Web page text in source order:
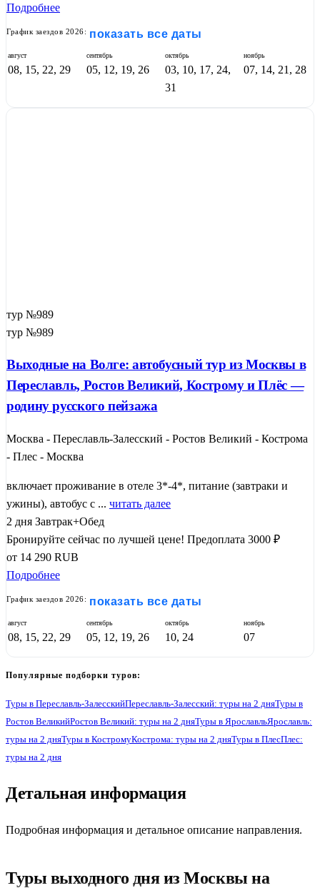
2
Подробнее
График заездов 2026: показать все даты
август
08, 15, 22, 29
сентябрь
05, 12, 19, 26
октябрь
03, 10, 17, 24,
31
ноябрь
07, 14, 21, 28
тур №989
тур №989
Выходные на Волге: автобусный тур из Москвы в
Переславль, Ростов Великий, Кострому и Плёс —
родину русского пейзажа
Москва - Переславль-Залесский - Ростов Великий - Кострома
- Плес - Москва
включает проживание в отеле 3*-4*, питание (завтраки и
ужины), автобус с ... читать далее
2 дня Завтрак+Обед
Бронируйте сейчас по лучшей цене! Предоплата 3000 ₽
от 14 290 RUB
Подробнее
График заездов 2026: показать все даты
август
08, 15, 22, 29
сентябрь
05, 12, 19, 26
октябрь
10, 24
ноябрь
07
Популярные подборки туров:
Туры в Переславль-ЗалесскийПереславль-Залесский: туры на 2 дняТуры в
Ростов ВеликийРостов Великий: туры на 2 дняТуры в ЯрославльЯрославль:
туры на 2 дняТуры в КостромуКострома: туры на 2 дняТуры в ПлесПлес:
туры на 2 дня
Детальная информация
Подробная информация и детальное описание направления.
Туры выходного дня из Москвы на